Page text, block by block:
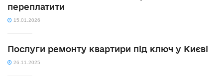
переплатити
15.01.2026
Послуги ремонту квартири під ключ у Києві
26.11.2025